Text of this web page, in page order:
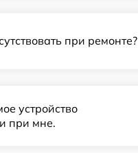
при ремонте?
устройство
при мне.